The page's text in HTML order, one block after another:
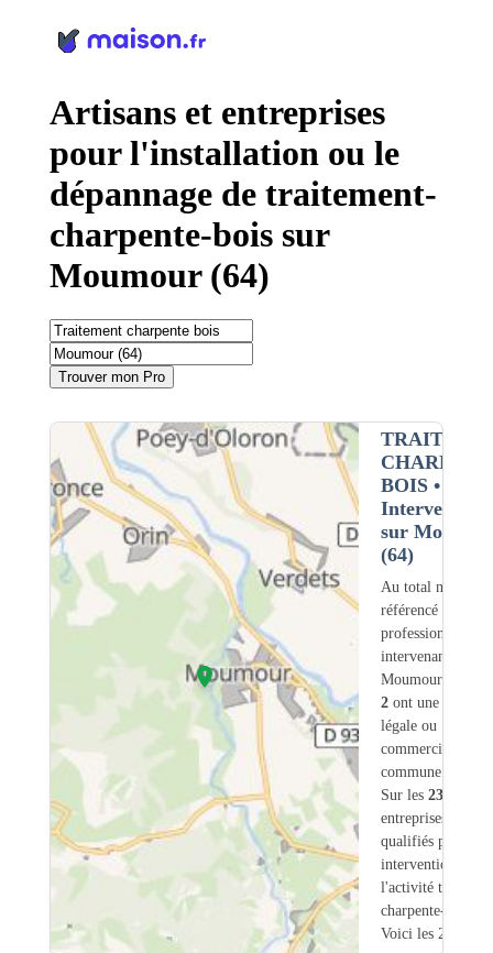
Artisans et entreprises
pour l'installation ou le
dépannage de traitement-
charpente-bois sur
Moumour (64)
Trouver mon Pro
BOIS•
Intervention
sur
(64)
Au total nous
référencé
professionnels
intervenant sur
Moumour (64)
2ont une adresse
légale ou
commerciale
commune.
Sur les 23
entreprises
qualifiés pour une
intervention sur
l'activité
charpente-bois.
Voici les 20